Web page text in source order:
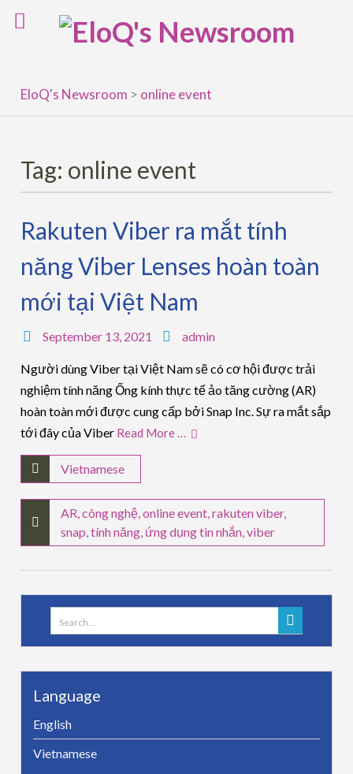
EloQ's Newsroom > online event
Tag: online event
Rakuten Viber ra mắt tính
năng Viber Lenses hoàn toàn
mới tại Việt Nam
September 13, 2021 admin
Người dùng Viber tại Việt Nam sẽ có cơ hội được trải
nghiệm tính năng Ống kính thực tế ảo tăng cường (AR)
hoàn toàn mới được cung cấp bởi Snap Inc. Sự ra mắt sắp
tới đây của Viber Read More …
Vietnamese
AR,công nghệ,online event,rakuten viber,
snap,tính năng, ứng dụng tin nhắn,viber
Search
for:
Language
English
Vietnamese